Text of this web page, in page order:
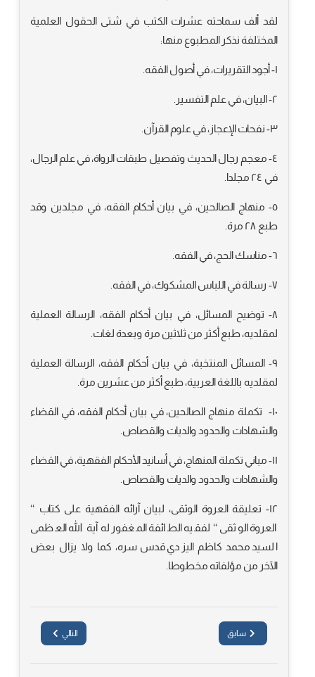
لقد ألف سماحته عشرات الكتب في شتى الحقول العلمية
المختلفة نذكر المطبوع منها:
١- أجود التقريرات، في أصول الفقه.
٢- البيان، في علم التفسير.
٣- نفحات الإعجاز، في علوم القرآن.
٤- معجم رجال الحديث وتفصيل طبقات الرواة، في علم الرجال،
في ٢٤ مجلدا.
٥- منهاج الصالحين، في بيان أحكام الفقه، في مجلدين وقد
طبع ٢٨ مرة.
٦- مناسك الحج، في الفقه.
٧- رسالة في اللباس المشكوك، في الفقه.
٨- توضيح المسائل، في بيان أحكام الفقه، الرسالة العملية
لمقلديه، طبع أكثر من ثلاثين مرة وبعدة لغات.
٩- المسائل المنتخبة، في بيان أحكام الفقه، الرسالة العملية
لمقلديه باللغة العربية، طبع أكثر من عشرين مرة.
١٠- تكملة منهاج الصالحين، في بيان أحكام الفقه، في القضاء
والشهادات والحدود والديات والقصاص.
١١- مباني تكملة المنهاج، في أسانيد الأحكام الفقهية، في القضاء
والشهادات والحدود والديات والقصاص.
١٢- تعليقة العروة الوثقى، لبيان آرائه الفقهية على كتاب ‘‘
العروة الوثقى ‘‘ لفقيه الطائفة المغفور له آية الله العظمى
السيد محمد كاظم اليزدي قدس سره، كما ولا يزال بعض
الآخر من مؤلفاته مخطوطا.
سابق التالي